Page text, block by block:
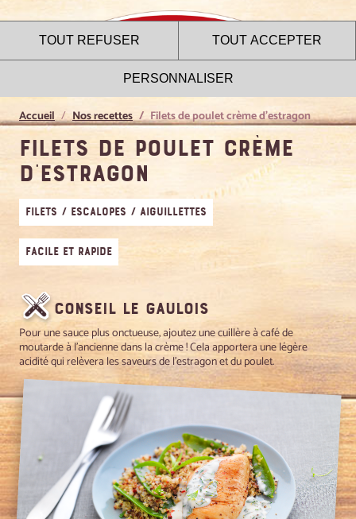
Accueil Nos recettes Filets de poulet crème d’estragon
Filets de poulet crème
d’estragon
Filets / Escalopes / Aiguillettes
Facile et rapide
Conseil Le Gaulois
Pour une sauce plus onctueuse, ajoutez une cuillère à café de
moutarde à l'ancienne dans la crème ! Cela apportera une légère
acidité qui relèvera les saveurs de l'estragon et du poulet.
Le site internet Le Gaulois
utilise des cookies !
fonctionnement de notre site et à des fins analytiques. Vous
pouvez changer d'avis à tout moment en cliquant sur l'icône
services tiers, vous acceptez le dépôt et la lecture de
cookies et l'utilisation de technologies de suivi nécessaires
à leur bon fonctionnement.
Charte de confidentialité
TOUT REFUSER TOUT ACCEPTER
PERSONNALISER